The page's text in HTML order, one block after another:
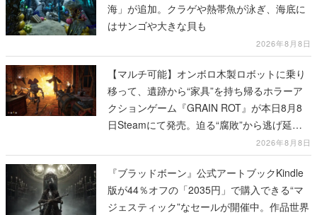
海」が追加。クラゲや熱帯魚が泳ぎ、海底に
はサンゴや大きな貝も
2026年8月8日
【マルチ可能】オンボロ木製ロボットに乗り
移って、遺跡から“家具”を持ち帰るホラーア
クションゲーム『GRAIN ROT』が本日8月8
日Steamにて発売。迫る“腐敗”から逃げ延
2026年8月8日
『ブラッドボーン』公式アートブックKindle
版が44％オフの「2035円」で購入できる“マ
ジェスティック”なセールが開催中。作品世界